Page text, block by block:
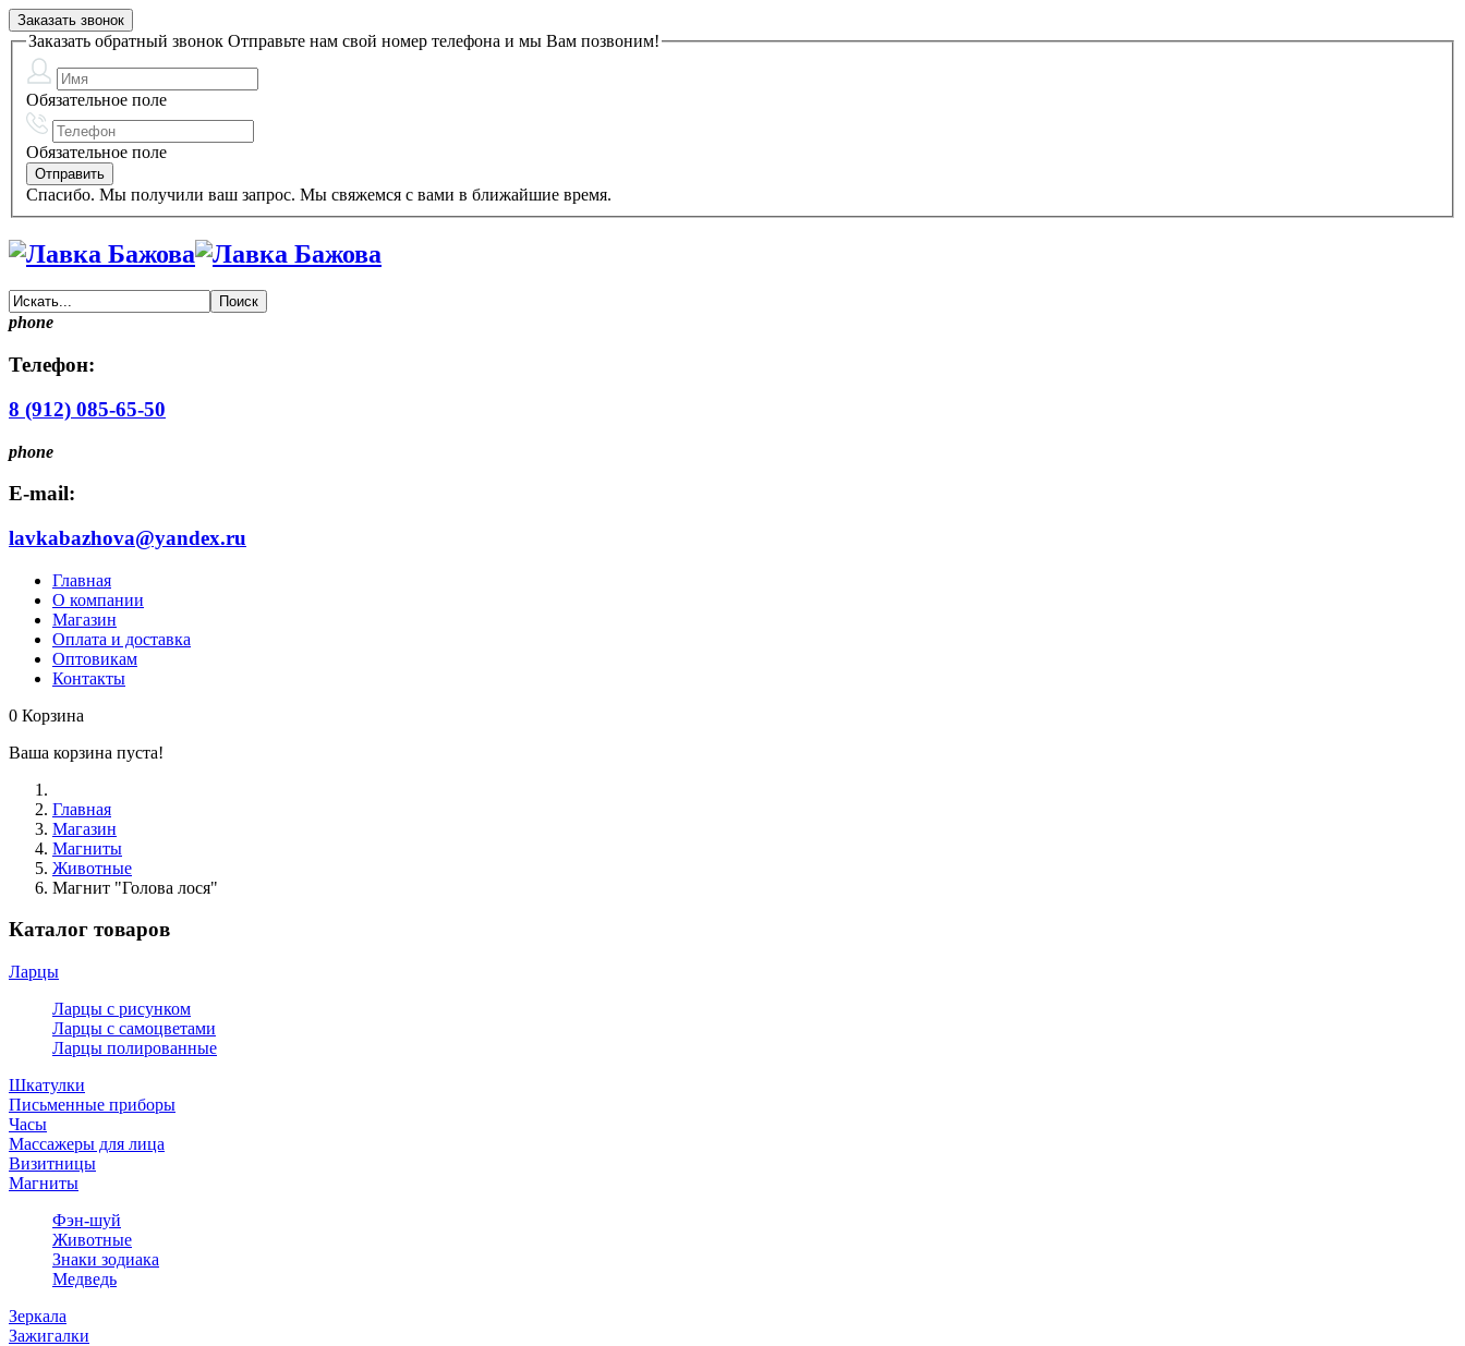
Заказать звонок
Заказать обратный звонок Отправьте нам свой номер телефона и мы Вам позвоним!
Обязательное поле
Обязательное поле
Спасибо. Мы получили ваш запрос. Мы свяжемся с вами в ближайшие время.
phone
Телефон:
8 (912) 085-65-50
phone
E-mail:
lavkabazhova@yandex.ru
Главная
О компании
Магазин
Оплата и доставка
Оптовикам
Контакты
0 Корзина
Ваша корзина пуста!
Главная
Магазин
Магниты
Животные
Магнит "Голова лося"
Каталог товаров
Ларцы
Ларцы с рисунком
Ларцы с самоцветами
Ларцы полированные
Шкатулки
Письменные приборы
Часы
Массажеры для лица
Визитницы
Магниты
Фэн-шуй
Животные
Знаки зодиака
Медведь
Зеркала
Зажигалки